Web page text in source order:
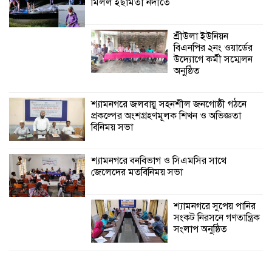
শ্যামনগরে বনবিভাগ ও সিএমসির সাথে
শ্যামনগরে সুপেয়
পানির সংকট নিরসনে
গণতান্ত্রিক সংলাপ
শ্যামনগরে সামাজিকভিত্তিক পুনর্বাসন
(সিবিআর) কেন্দ্রের আনুষ্ঠানিক উদ্বোধন
মিলল ইছামতী নদীতে
শ্রীউলা ইউনিয়ন
বিএনপির ২নং ওয়ার্ডের
উদ্যোগে কর্মী সম্মেলন
অনুষ্ঠিত
শ্যামনগরে জলবায়ু সহনশীল জনগোষ্ঠী গঠনে
প্রকল্পের অংশগ্রহণমূলক শিখন ও অভিজ্ঞতা
বিনিময় সভা
শ্যামনগরে বনবিভাগ ও সিএমসির সাথে
জেলেদের মতবিনিময় সভা
শ্যামনগরে সুপেয় পানির
সংকট নিরসনে গণতান্ত্রিক
সংলাপ অনুষ্ঠিত